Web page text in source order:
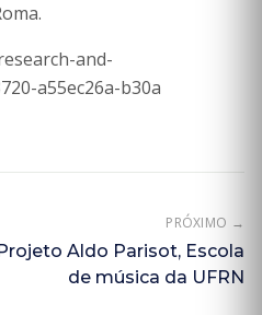
and-
a55ec26a-b30a
PRÓXIMO →
Aldo Parisot, Escola
de música da UFRN